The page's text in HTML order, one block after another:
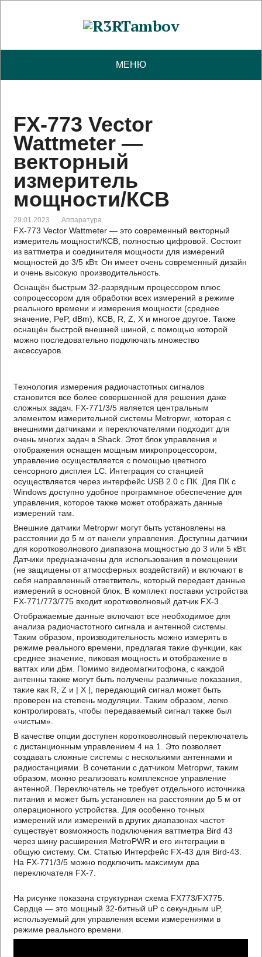
МЕНЮ
FX-773 Vector
Wattmeter —
векторный
измеритель
мощности/КСВ
29.01.2023 Аппаратура
FX-773 Vector Wattmeter — это современный векторный
измеритель мощности/КСВ, полностью цифровой. Состоит
из ваттметра и соединителя мощности для измерений
мощностей до 3/5 кВт. Он имеет очень современный дизайн
и очень высокую производительность.
Оснащён быстрым 32-разрядным процессором плюс
сопроцессором для обработки всех измерений в режиме
реального времени и измерения мощности (среднее
значение, PeP, dBm), КСВ, R, Z, X и многое другое. Также
оснащён быстрой внешней шиной, с помощью которой
можно последовательно подключать множество
аксессуаров.
Технология измерения радиочастотных сигналов
становится все более совершенной для решения даже
сложных задач. FX-771/3/5 является центральным
элементом измерительной системы Metropwr, которая с
внешними датчиками и переключателями подходит для
очень многих задач в Shack. Этот блок управления и
отображения оснащен мощным микропроцессором,
управление осуществляется с помощью цветного
сенсорного дисплея LC. Интеграция со станцией
осуществляется через интерфейс USB 2.0 с ПК. Для ПК с
Windows доступно удобное программное обеспечение для
управления, которое также может отображать данные
измерений там.
Внешние датчики Metropwr могут быть установлены на
расстоянии до 5 м от панели управления. Доступны датчики
для коротковолнового диапазона мощностью до 3 или 5 кВт.
Датчики предназначены для использования в помещении
(не защищены от атмосферных воздействий) и включают в
себя направленный ответвитель, который передает данные
измерений в основной блок. В комплект поставки устройства
FX-771/773/775 входит коротковолновый датчик FX-3.
Отображаемые данные включают все необходимое для
анализа радиочастотного сигнала и антенной системы.
Таким образом, производительность можно измерять в
режиме реального времени, предлагая такие функции, как
среднее значение, пиковая мощность и отображение в
ваттах или дБм. Помимо видеомагнитофона, с каждой
антенны также могут быть получены различные показания,
такие как R, Z и | X |, передающий сигнал может быть
проверен на степень модуляции. Таким образом, легко
контролировать, чтобы передаваемый сигнал также был
«чистым».
В качестве опции доступен коротковолновый переключатель
с дистанционным управлением 4 на 1. Это позволяет
создавать сложные системы с несколькими антеннами и
радиостанциями. В сочетании с датчиком Metropwr, таким
образом, можно реализовать комплексное управление
антенной. Переключатель не требует отдельного источника
питания и может быть установлен на расстоянии до 5 м от
операционного устройства. Для особенно точных
измерений или измерений в других диапазонах частот
существует возможность подключения ваттметра Bird 43
через шину расширения MetroPWR и его интеграции в
общую систему. См. Статью Интерфейс FX-43 для Bird-43.
На FX-771/3/5 можно подключить максимум два
переключателя FX-7.
На рисунке показана структурная схема FX773/FX775.
Сердце — это мощный 32-битный uP с секундным uP,
используемый для управления всеми измерениями в
режиме реального времени.